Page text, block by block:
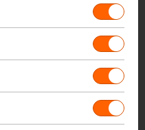
Niet op voorraad
Niet op voorraad
Niet op voorraad